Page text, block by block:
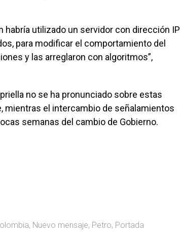
habría utilizado un servidor con dirección IP
para modificar el comportamiento del
y las arreglaron con algoritmos”,
no se ha pronunciado sobre estas
mientras el intercambio de señalamientos
semanas del cambio de Gobierno.
, Nuevo mensaje, Petro, Portada